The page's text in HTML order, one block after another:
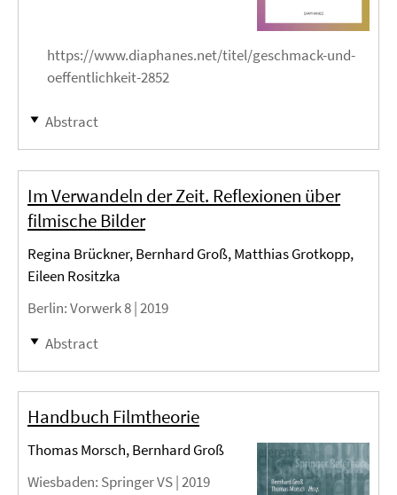
https://www.diaphanes.net/titel/geschmack-und-
oeffentlichkeit-2852
Abstract
Im Verwandeln der Zeit. Reflexionen über
filmische Bilder
Regina Brückner, Bernhard Groß, Matthias Grotkopp,
Eileen Rositzka
Berlin: Vorwerk 8 |2019
Abstract
Handbuch Filmtheorie
Thomas Morsch, Bernhard Groß
Wiesbaden: Springer VS |2019